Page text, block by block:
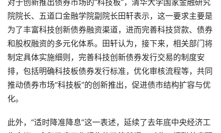
对于创新推出债券市场的“科技板”，清华大学国家金融研究
院院长、五道口金融学院副院长田轩表示，这一要求主要是
为了丰富科技创新债券融资渠道，进而完善科技贷款、债券
和股权融资的多元化体系。田轩认为，接下来，相关部门将
制定具体实施细则，完善科技创新债券发行交易的制度安
排，包括明确科技板债券发行标准，优化审核流程等，共同
推动债券市场“科技板”的创新推出，促进债市结构扩容与优
化。
此外，“适时降准降息”这一表述，延续了去年底中央经济工